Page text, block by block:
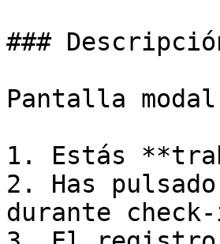
###
Pantalla
1. Estás
2. Has
durante